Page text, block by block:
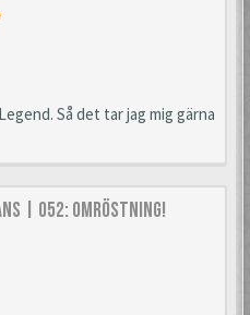
Så det tar jag mig gärna
| 052: Omröstning!